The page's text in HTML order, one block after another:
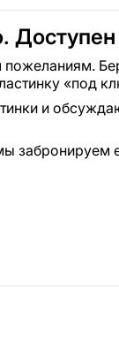
«под
и
забронируем